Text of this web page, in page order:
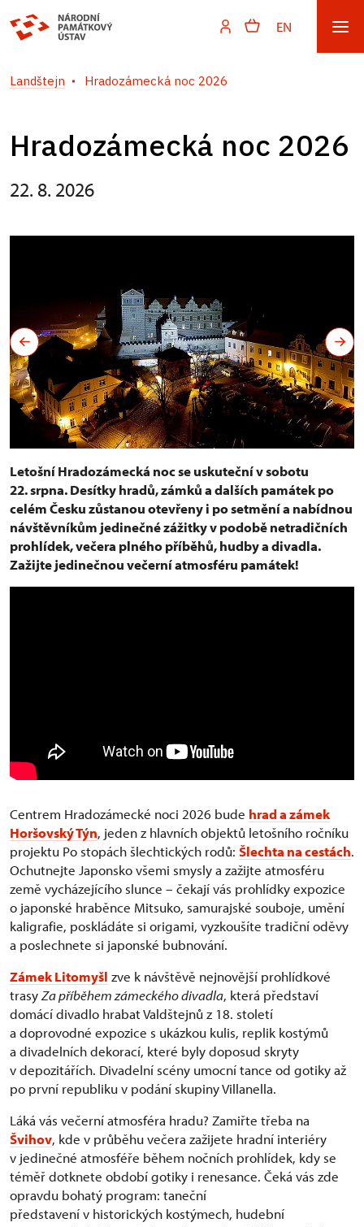
EN
Landštejn Hradozámecká noc 2026
Hradozámecká noc 2026
22. 8. 2026
Letošní Hradozámecká noc se uskuteční v sobotu
22. srpna. Desítky hradů, zámků a dalších památek po
celém Česku zůstanou otevřeny i po setmění a nabídnou
návštěvníkům jedinečné zážitky v podobě netradičních
prohlídek, večera plného příběhů, hudby a divadla.
Zažijte jedinečnou večerní atmosféru památek!
Centrem Hradozámecké noci 2026 bude hrad a zámek
Horšovský Týn, jeden z hlavních objektů letošního ročníku
projektu Po stopách šlechtických rodů: Šlechta na cestách.
Ochutnejte Japonsko všemi smysly a zažijte atmosféru
země vycházejícího slunce – čekají vás prohlídky expozice
o japonské hraběnce Mitsuko, samurajské souboje, umění
kaligrafie, poskládáte si origami, vyzkoušíte tradiční oděvy
a poslechnete si japonské bubnování.
Zámek Litomyšl zve k návštěvě nejnovější prohlídkové
trasyZa příběhem zámeckého divadla, která představí
domácí divadlo hrabat Valdštejnů z 18. století
a doprovodné expozice s ukázkou kulis, replik kostýmů
a divadelních dekorací, které byly doposud skryty
v depozitářích. Divadelní scény umocní tance od gotiky až
po první republiku v podání skupiny Villanella.
Láká vás večerní atmosféra hradu? Zamiřte třeba na
Švihov, kde v průběhu večera zažijete hradní interiéry
v jedinečné atmosféře během nočních prohlídek, kdy se
téměř dotknete období gotiky i renesance. Čeká vás zde
opravdu bohatý program: taneční
představení v historických kostýmech, hudební